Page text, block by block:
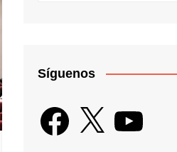
Síguenos
Facebook
X YouTube